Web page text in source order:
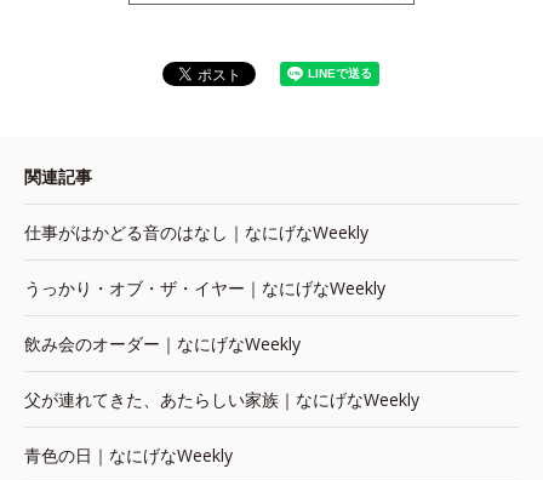
関連記事
仕事がはかどる音のはなし｜なにげなWeekly
うっかり・オブ・ザ・イヤー｜なにげなWeekly
飲み会のオーダー｜なにげなWeekly
父が連れてきた、あたらしい家族｜なにげなWeekly
青色の日｜なにげなWeekly